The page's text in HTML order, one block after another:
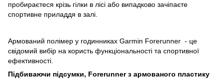
пробираєтеся крізь гілки в лісі або випадково зачіпаєте
спортивне приладдя в залі.
Армований полімер у годинниках Garmin Forerunner - це
свідомий вибір на користь функціональності та спортивної
ефективності.
Підбиваючи підсумки, Forerunner з армованого пластику